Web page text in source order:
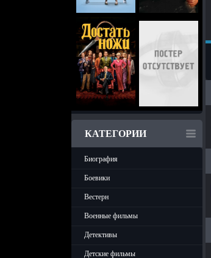
КАТЕГОРИИ
Биография
Боевики
Вестерн
Военные фильмы
Детективы
Детские фильмы